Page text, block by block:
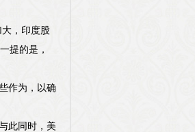
，印度股
提的是，
作为，以确
此同时，美